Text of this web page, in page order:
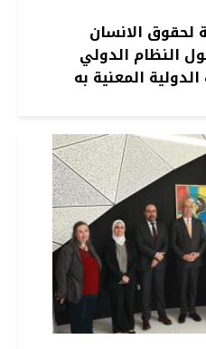
لحقوق الانسان
النظام الدولي
المعنية به